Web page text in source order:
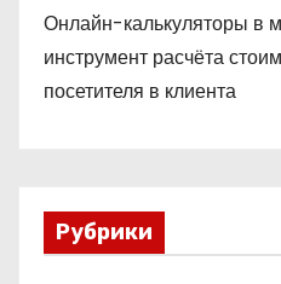
Онлайн-калькуляторы в
инструмент расчёта
посетителя в клиента
Рубрики